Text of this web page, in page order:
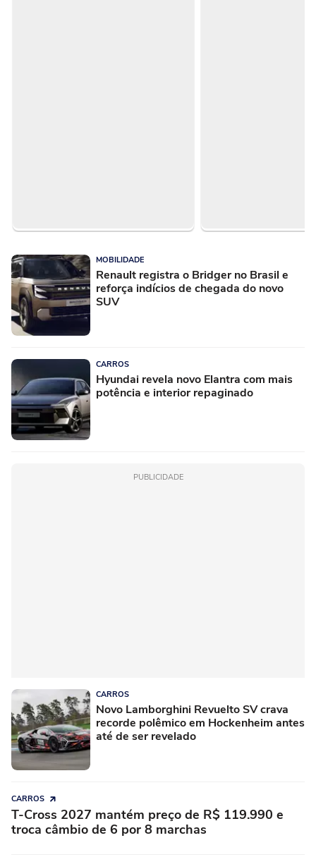
MOBILIDADE
Renault registra o Bridger no Brasil e
reforça indícios de chegada do novo
SUV
CARROS
Hyundai revela novo Elantra com mais
potência e interior repaginado
PUBLICIDADE
CARROS
Novo Lamborghini Revuelto SV crava
recorde polêmico em Hockenheim antes
até de ser revelado
CARROS
T-Cross 2027 mantém preço de R$ 119.990 e
troca câmbio de 6 por 8 marchas